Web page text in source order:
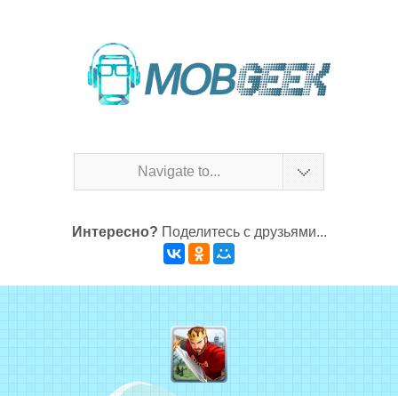
Navigate to...
Интересно? Поделитесь с друзьями...